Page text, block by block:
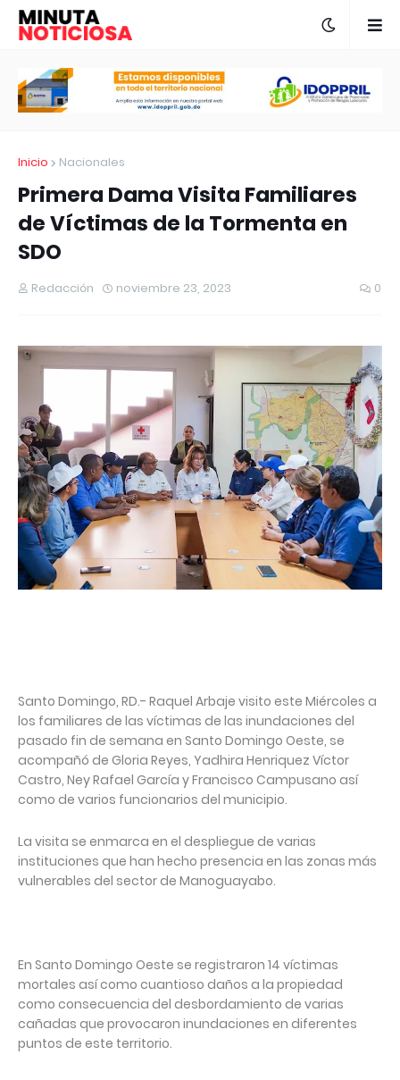
Inicio Nacionales
Primera Dama Visita Familiares
de Víctimas de la Tormenta en
SDO
Redacción noviembre 23, 2023 0
Santo Domingo, RD.- Raquel Arbaje visito este Miércoles a
los familiares de las víctimas de las inundaciones del
pasado fin de semana en Santo Domingo Oeste, se
acompañó de Gloria Reyes, Yadhira Henriquez Víctor
Castro, Ney Rafael García y Francisco Campusano así
como de varios funcionarios del municipio.
La visita se enmarca en el despliegue de varias
instituciones que han hecho presencia en las zonas más
vulnerables del sector de Manoguayabo.
En Santo Domingo Oeste se registraron 14 víctimas
mortales así como cuantioso daños a la propiedad
como consecuencia del desbordamiento de varias
cañadas que provocaron inundaciones en diferentes
puntos de este territorio.